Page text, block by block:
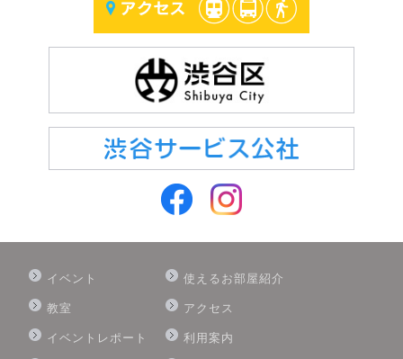
イベント
教室
イベントレポート
使えるお部屋紹介
アクセス
利用案内